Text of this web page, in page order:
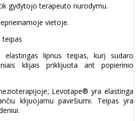
gydytojo terapeuto nurodymu.
vietoje.
lipnus teipas, kurį sudaro
klijais priklijuota ant popierinio
Levotape® yra elastinga
klijuojamu paviršiumi. Teipas yra